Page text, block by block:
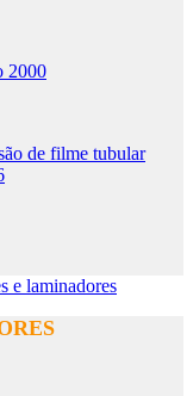
2000
de filme tubular
e laminadores